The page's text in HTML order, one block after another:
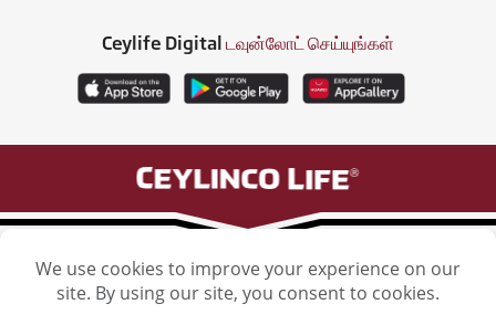
Ceylife Digitalடவுன்லோட் செய்யுங்கள்